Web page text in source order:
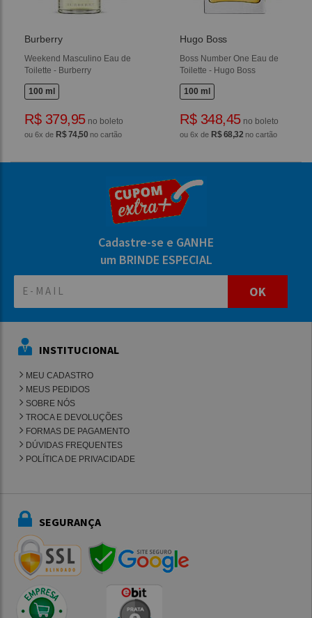
Burberry
Weekend Masculino Eau de
Toilette - Burberry
100 ml
R$ 379,95no boleto
ou 6x de R$ 74,50 no cartão
Hugo Boss
Boss Number One Eau de
Toilette - Hugo Boss
100 ml
R$ 348,45no boleto
ou 6x de R$ 68,32 no cartão
Cadastre-se e GANHE
um BRINDE ESPECIAL
OK
INSTITUCIONAL
MEU CADASTRO
MEUS PEDIDOS
SOBRE NÓS
TROCA E DEVOLUÇÕES
FORMAS DE PAGAMENTO
DÚVIDAS FREQUENTES
POLÍTICA DE PRIVACIDADE
SEGURANÇA